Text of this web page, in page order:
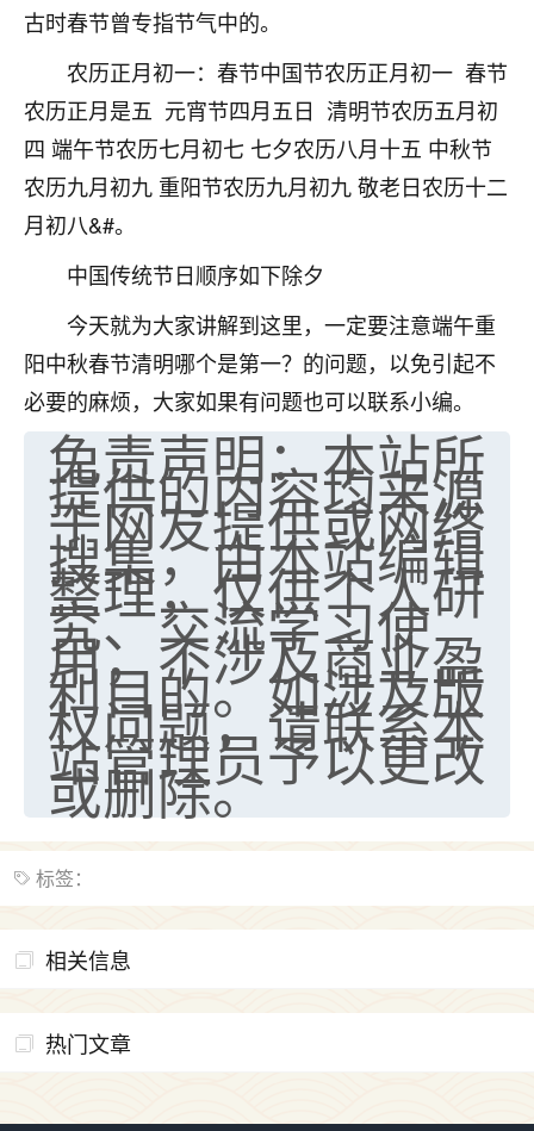
古时春节曾专指节气中的。
农历正月初一：春节中国节农历正月初一 春节
农历正月是五 元宵节四月五日 清明节农历五月初
四 端午节农历七月初七 七夕农历八月十五 中秋节
农历九月初九 重阳节农历九月初九 敬老日农历十二
月初八&#。
中国传统节日顺序如下除夕
今天就为大家讲解到这里，一定要注意端午重
阳中秋春节清明哪个是第一？的问题，以免引起不
必要的麻烦，大家如果有问题也可以联系小编。
免责声明：本站所
提供的内容均来源
于网友提供或网络
搜集，由本站编辑
整理，仅供个人研
究、交流学习使
用，不涉及商业盈
利目的。如涉及版
权问题，请联系本
站管理员予以更改
或删除。
标签：
相关信息
热门文章
鹿森 ：是的，其实跟老师聊过之后，最大的感
触，首先就是心态会变好，万般皆是命，半点
不由人！
1天前 来自四川 9
金白水清
我也想找老师看看，有没有人给个联系方式的啊？
鹿森：慧来老师微信：gjsy0624
1天前 来自江西 12
青春168
我也想要，我也想要！
2天前 来自山西 15
Jessica李
老师做不做超度法事？我想给我奶奶做超度，她今年
刚去世了。
七零老顽童：我母亲前年离世，刚开始我经常
做梦梦见她，后来也是朋友介绍，找到慧来老
师，安排了超度法事，做梦再也没有梦到过
了，一开始是半信半疑的，图个心安，给亡母
超度，现在看来，人不信也不行。
2天前 来自云南 11
优秀的张同学
老师收徒吗？？我对这些很感兴趣
2天前 来自山西 15